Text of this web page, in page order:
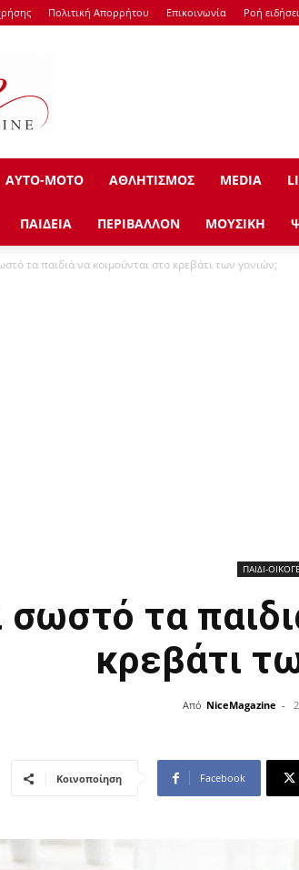
Πολιτική Απορρήτου Επικοινωνία Ροή
ΑΥΤΟ-ΜΟΤΟ ΑΘΛΗΤΙΣΜΟΣ ΜEDIA
ΠΑΙΔΕΙΑ ΠΕΡΙΒΑΛΛΟΝ ΜΟΥΣΙΚΗ
τα παιδιά να κοιμούνται στο κρεβάτι των γονιών;
ΠΑΙΔΙ-
σωστό τα
κρεβάτι
Από NiceMagazine -
Κοινοποίηση Facebook